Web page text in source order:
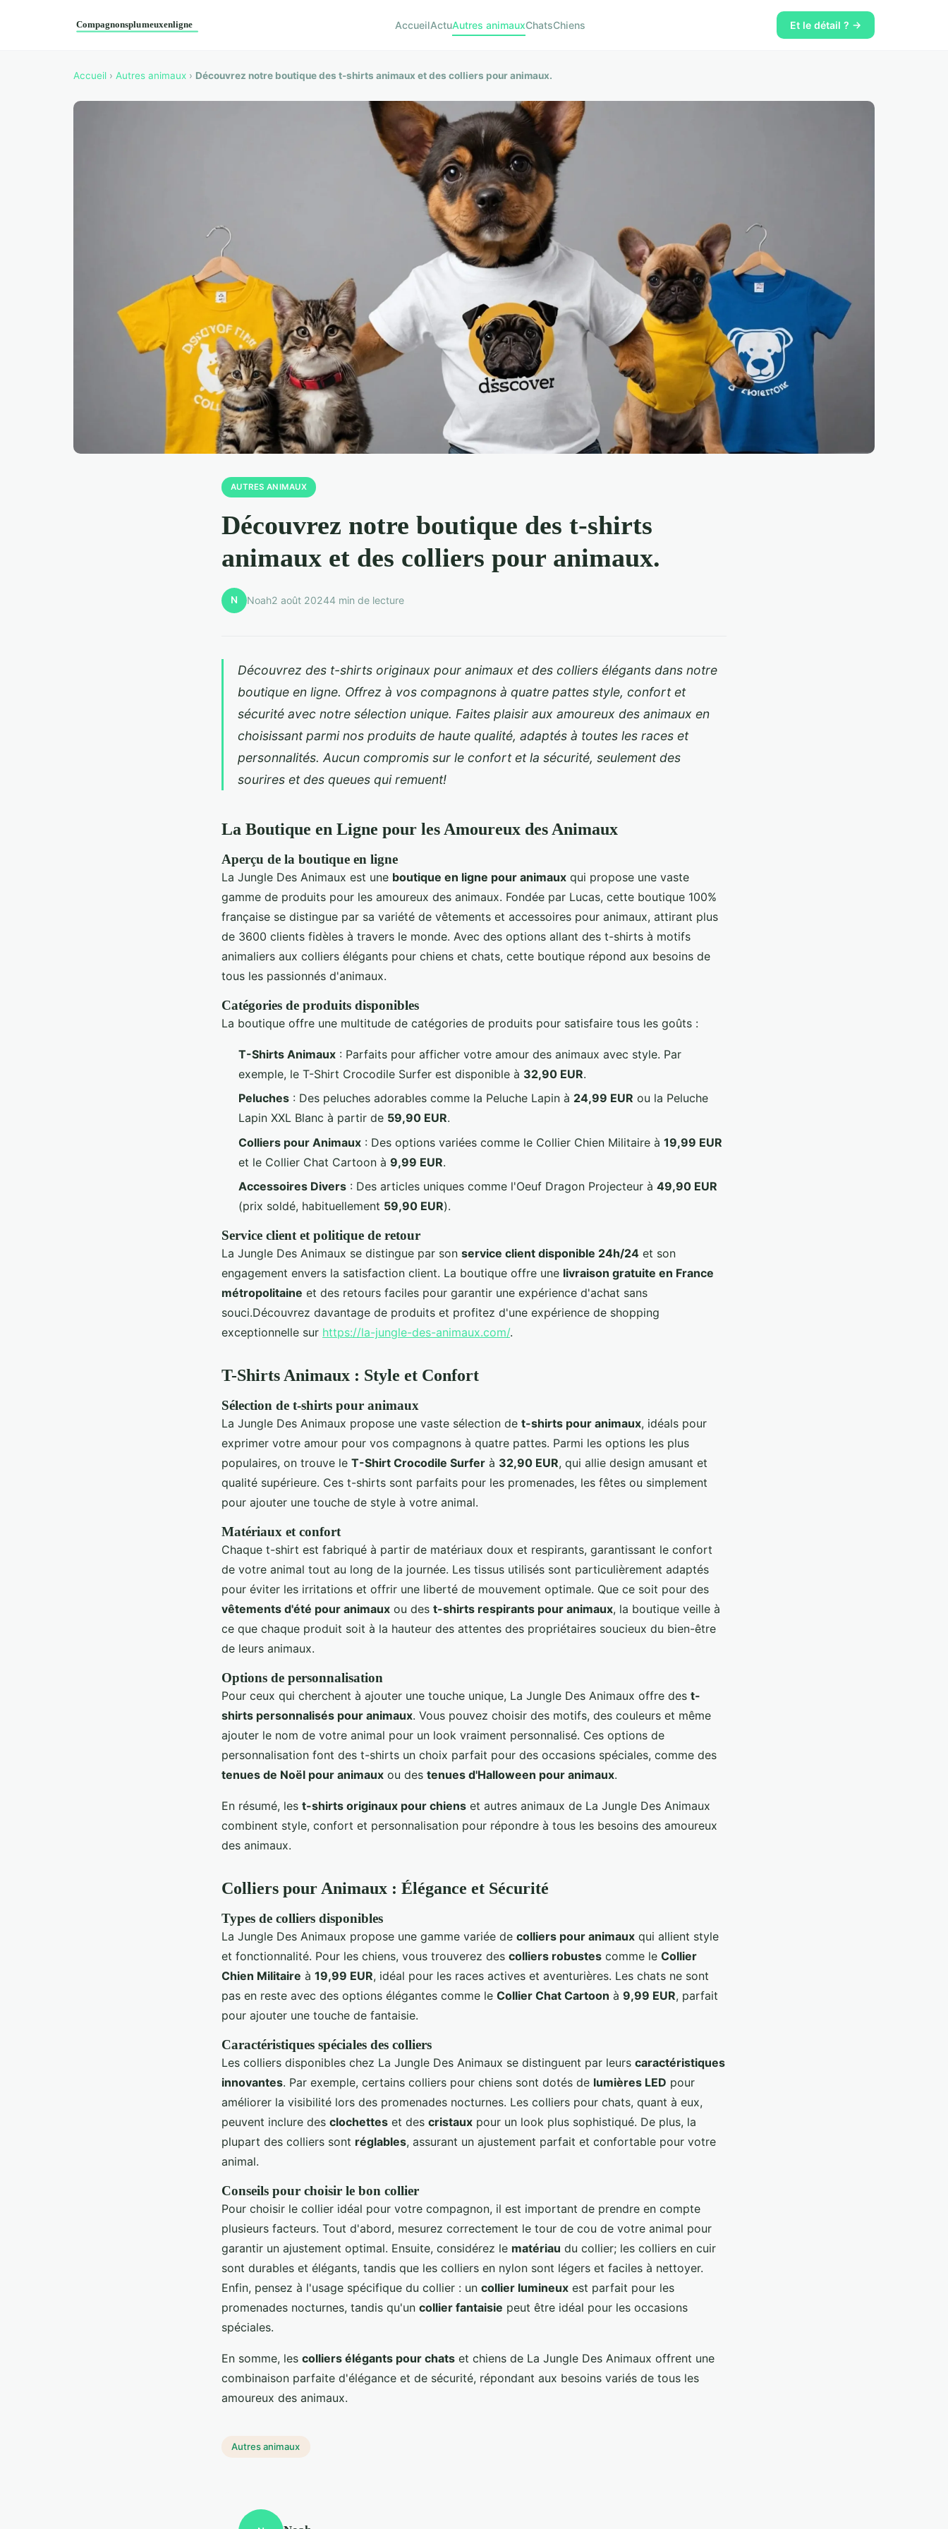
AccueilActuAutres animauxChatsChiens Et le détail ? →
Accueil › Autres animaux › Découvrez notre boutique des t-shirts animaux et des colliers pour animaux.
AUTRES ANIMAUX
Découvrez notre boutique des t-shirts
animaux et des colliers pour animaux.
N Noah2 août 20244 min de lecture
Découvrez des t-shirts originaux pour animaux et des colliers élégants dans notre
boutique en ligne. Offrez à vos compagnons à quatre pattes style, confort et
sécurité avec notre sélection unique. Faites plaisir aux amoureux des animaux en
choisissant parmi nos produits de haute qualité, adaptés à toutes les races et
personnalités. Aucun compromis sur le confort et la sécurité, seulement des
sourires et des queues qui remuent!
La Boutique en Ligne pour les Amoureux des Animaux
Aperçu de la boutique en ligne
La Jungle Des Animaux est une boutique en ligne pour animaux qui propose une vaste
gamme de produits pour les amoureux des animaux. Fondée par Lucas, cette boutique 100%
française se distingue par sa variété de vêtements et accessoires pour animaux, attirant plus
de 3600 clients fidèles à travers le monde. Avec des options allant des t-shirts à motifs
animaliers aux colliers élégants pour chiens et chats, cette boutique répond aux besoins de
tous les passionnés d'animaux.
Catégories de produits disponibles
La boutique offre une multitude de catégories de produits pour satisfaire tous les goûts :
T-Shirts Animaux : Parfaits pour afficher votre amour des animaux avec style. Par
exemple, le T-Shirt Crocodile Surfer est disponible à 32,90 EUR.
Peluches : Des peluches adorables comme la Peluche Lapin à 24,99 EUR ou la Peluche
Lapin XXL Blanc à partir de 59,90 EUR.
Colliers pour Animaux : Des options variées comme le Collier Chien Militaire à 19,99 EUR
et le Collier Chat Cartoon à 9,99 EUR.
Accessoires Divers : Des articles uniques comme l'Oeuf Dragon Projecteur à 49,90 EUR
(prix soldé, habituellement 59,90 EUR).
Service client et politique de retour
La Jungle Des Animaux se distingue par son service client disponible 24h/24 et son
engagement envers la satisfaction client. La boutique offre une livraison gratuite en France
métropolitaine et des retours faciles pour garantir une expérience d'achat sans
souci.Découvrez davantage de produits et profitez d'une expérience de shopping
exceptionnelle sur https://la-jungle-des-animaux.com/.
T-Shirts Animaux : Style et Confort
Sélection de t-shirts pour animaux
La Jungle Des Animaux propose une vaste sélection de t-shirts pour animaux, idéals pour
exprimer votre amour pour vos compagnons à quatre pattes. Parmi les options les plus
populaires, on trouve le T-Shirt Crocodile Surfer à 32,90 EUR, qui allie design amusant et
qualité supérieure. Ces t-shirts sont parfaits pour les promenades, les fêtes ou simplement
pour ajouter une touche de style à votre animal.
Matériaux et confort
Chaque t-shirt est fabriqué à partir de matériaux doux et respirants, garantissant le confort
de votre animal tout au long de la journée. Les tissus utilisés sont particulièrement adaptés
pour éviter les irritations et offrir une liberté de mouvement optimale. Que ce soit pour des
vêtements d'été pour animaux ou des t-shirts respirants pour animaux, la boutique veille à
ce que chaque produit soit à la hauteur des attentes des propriétaires soucieux du bien-être
de leurs animaux.
Options de personnalisation
Pour ceux qui cherchent à ajouter une touche unique, La Jungle Des Animaux offre des t-
shirts personnalisés pour animaux. Vous pouvez choisir des motifs, des couleurs et même
ajouter le nom de votre animal pour un look vraiment personnalisé. Ces options de
personnalisation font des t-shirts un choix parfait pour des occasions spéciales, comme des
tenues de Noël pour animaux ou des tenues d'Halloween pour animaux.
En résumé, les t-shirts originaux pour chiens et autres animaux de La Jungle Des Animaux
combinent style, confort et personnalisation pour répondre à tous les besoins des amoureux
des animaux.
Colliers pour Animaux : Élégance et Sécurité
Types de colliers disponibles
La Jungle Des Animaux propose une gamme variée de colliers pour animaux qui allient style
et fonctionnalité. Pour les chiens, vous trouverez des colliers robustes comme le Collier
Chien Militaire à 19,99 EUR, idéal pour les races actives et aventurières. Les chats ne sont
pas en reste avec des options élégantes comme le Collier Chat Cartoon à 9,99 EUR, parfait
pour ajouter une touche de fantaisie.
Caractéristiques spéciales des colliers
Les colliers disponibles chez La Jungle Des Animaux se distinguent par leurs caractéristiques
innovantes. Par exemple, certains colliers pour chiens sont dotés de lumières LED pour
améliorer la visibilité lors des promenades nocturnes. Les colliers pour chats, quant à eux,
peuvent inclure des clochettes et des cristaux pour un look plus sophistiqué. De plus, la
plupart des colliers sont réglables, assurant un ajustement parfait et confortable pour votre
animal.
Conseils pour choisir le bon collier
Pour choisir le collier idéal pour votre compagnon, il est important de prendre en compte
plusieurs facteurs. Tout d'abord, mesurez correctement le tour de cou de votre animal pour
garantir un ajustement optimal. Ensuite, considérez le matériau du collier; les colliers en cuir
sont durables et élégants, tandis que les colliers en nylon sont légers et faciles à nettoyer.
Enfin, pensez à l'usage spécifique du collier : un collier lumineux est parfait pour les
promenades nocturnes, tandis qu'un collier fantaisie peut être idéal pour les occasions
spéciales.
En somme, les colliers élégants pour chats et chiens de La Jungle Des Animaux offrent une
combinaison parfaite d'élégance et de sécurité, répondant aux besoins variés de tous les
amoureux des animaux.
Autres animaux